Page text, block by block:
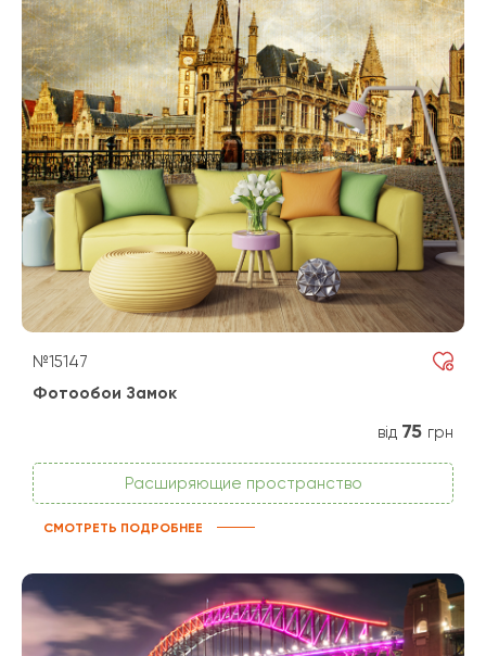
№15147
Фотообои Замок
від 75 грн
Расширяющие пространство
СМОТРЕТЬ ПОДРОБНЕЕ